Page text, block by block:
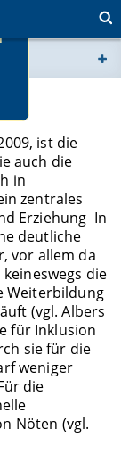
ist die
auch die
in
zentrales
Erziehung In
deutliche
vor allem da
die
Weiterbildung
(vgl. Albers
für Inklusion
sie für die
weniger
die
Nöten (vgl.